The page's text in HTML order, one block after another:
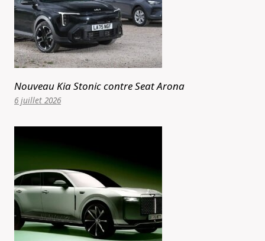
Nouveau Kia Stonic contre Seat Arona
6 juillet 2026